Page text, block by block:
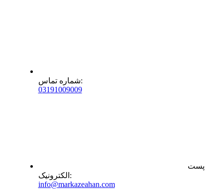
شماره تماس:
03191009009
پست
الکترونیک :
info@markazeahan.com